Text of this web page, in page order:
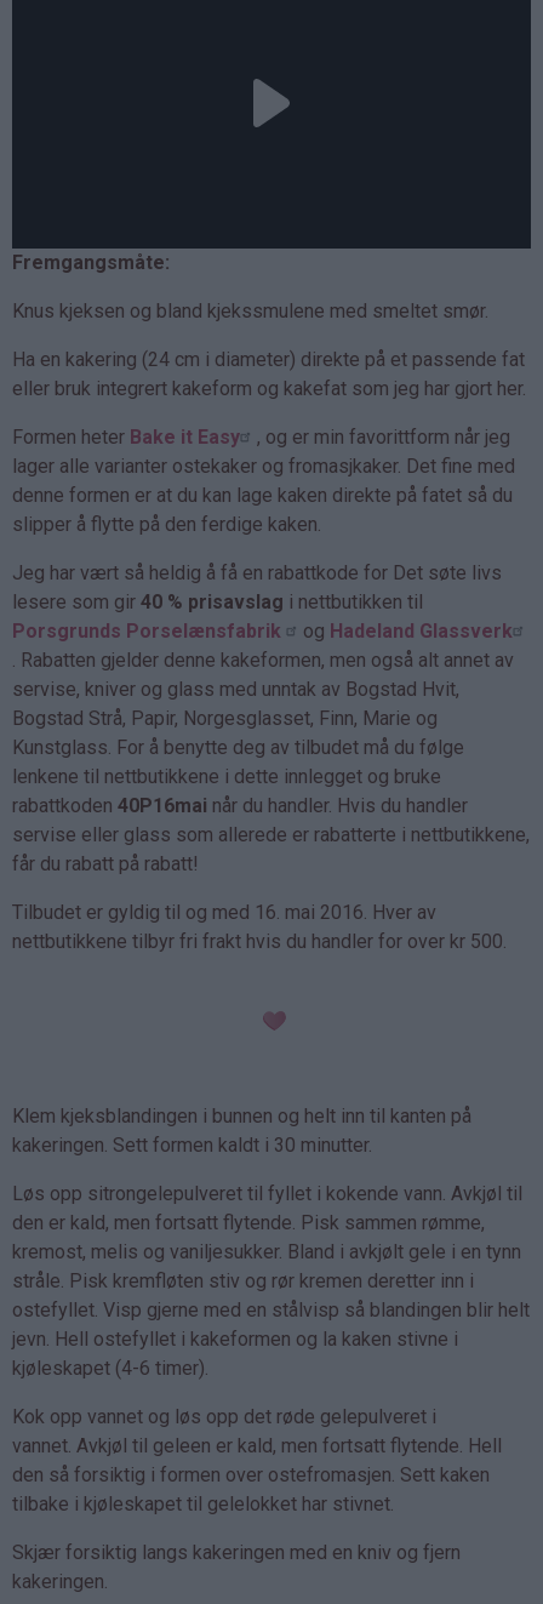
Fremgangsmåte:
Knus kjeksen og bland kjekssmulene med smeltet smør.
Ha en kakering (24 cm i diameter) direkte på et passende fat
eller bruk integrert kakeform og kakefat som jeg har gjort her.
Formen heter Bake it Easy
, og er min favorittform når jeg
lager alle varianter ostekaker og fromasjkaker. Det fine med
denne formen er at du kan lage kaken direkte på fatet så du
slipper å flytte på den ferdige kaken.
Jeg har vært så heldig å få en rabattkode for Det søte livs
lesere som gir 40 % prisavslag i nettbutikken til
Porsgrunds Porselænsfabrik
og Hadeland Glassverk
. Rabatten gjelder denne kakeformen, men også alt annet av
servise, kniver og glass med unntak av Bogstad Hvit,
Bogstad Strå, Papir, Norgesglasset, Finn, Marie og
Kunstglass. For å benytte deg av tilbudet må du følge
lenkene til nettbutikkene i dette innlegget og bruke
rabattkoden 40P16mai når du handler. Hvis du handler
servise eller glass som allerede er rabatterte i nettbutikkene,
får du rabatt på rabatt!
Tilbudet er gyldig til og med 16. mai 2016. Hver av
nettbutikkene tilbyr fri frakt hvis du handler for over kr 500.
Klem kjeksblandingen i bunnen og helt inn til kanten på
kakeringen. Sett formen kaldt i 30 minutter.
Løs opp sitrongelepulveret til fyllet i kokende vann. Avkjøl til
den er kald, men fortsatt flytende. Pisk sammen rømme,
kremost, melis og vaniljesukker. Bland i avkjølt gele i en tynn
stråle. Pisk kremfløten stiv og rør kremen deretter inn i
ostefyllet. Visp gjerne med en stålvisp så blandingen blir helt
jevn. Hell ostefyllet i kakeformen og la kaken stivne i
kjøleskapet (4-6 timer).
Kok opp vannet og løs opp det røde gelepulveret i
vannet. Avkjøl til geleen er kald, men fortsatt flytende. Hell
den så forsiktig i formen over ostefromasjen. Sett kaken
tilbake i kjøleskapet til gelelokket har stivnet.
Skjær forsiktig langs kakeringen med en kniv og fjern
kakeringen.